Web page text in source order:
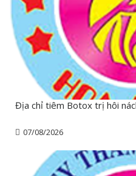
Địa chỉ tiêm Botox trị hôi
07/08/2026